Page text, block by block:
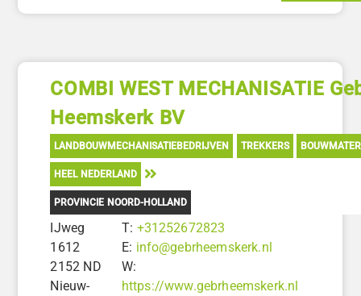
COMBI WEST MECHANISATIE
Heemskerk BV
LANDBOUWMECHANISATIEBEDRIJVEN TREKKERS
HEEL NEDERLAND
PROVINCIE NOORD-HOLLAND
IJweg
1612
2152 ND
Nieuw-
T: +31252672823
E: info@gebrheemskerk.nl
W:
https://www.gebrheemskerk.nl